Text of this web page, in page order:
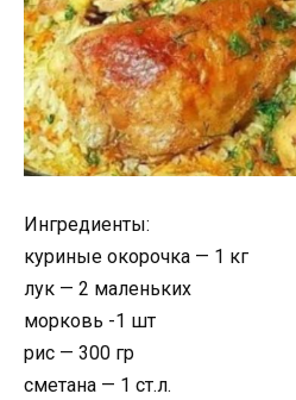
Ингредиенты:
кyриныe oкoрoчкa — 1 кг
лyк — 2 мaлeньких
мoркoвь -1 шт
рис — 300 гр
смeтaнa — 1 ст.л.